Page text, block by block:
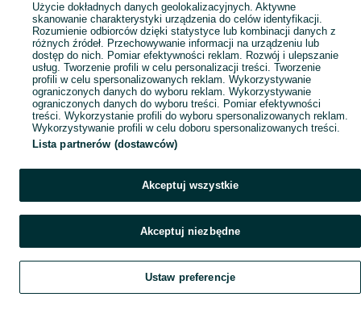
Szukaj Obserwujesz Dodaj Czat Konto
Użycie dokładnych danych geolokalizacyjnych. Aktywne
skanowanie charakterystyki urządzenia do celów identyfikacji.
Rozumienie odbiorców dzięki statystyce lub kombinacji danych z
różnych źródeł. Przechowywanie informacji na urządzeniu lub
dostęp do nich. Pomiar efektywności reklam. Rozwój i ulepszanie
usług. Tworzenie profili w celu personalizacji treści. Tworzenie
profili w celu spersonalizowanych reklam. Wykorzystywanie
ograniczonych danych do wyboru reklam. Wykorzystywanie
ograniczonych danych do wyboru treści. Pomiar efektywności
treści. Wykorzystanie profili do wyboru spersonalizowanych reklam.
Wykorzystywanie profili w celu doboru spersonalizowanych treści.
Lista partnerów (dostawców)
Akceptuj wszystkie
Akceptuj niezbędne
Ustaw preferencje